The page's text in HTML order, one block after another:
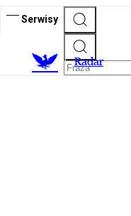
Serwisy
Radar